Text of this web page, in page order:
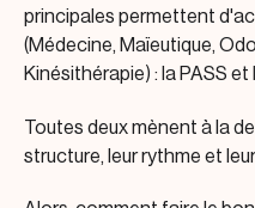
principales permettent
(Médecine, Maïeutique,
Kinésithérapie) : la PASS et
Toutes deux mènent à la
structure, leur rythme et